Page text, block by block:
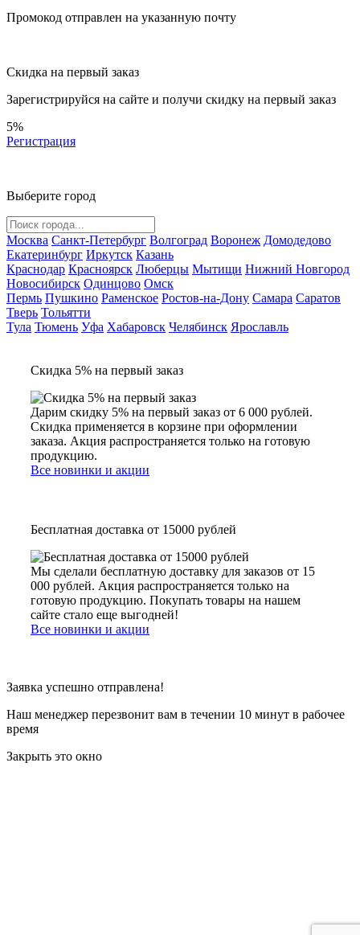
Промокод отправлен на указанную почту
Скидка на первый заказ
Зарегистрируйся на сайте и получи скидку на первый заказ
5%
Регистрация
Выберите город
Москва Санкт-Петербург Волгоград Воронеж Домодедово
Екатеринбург Иркутск Казань
Краснодар Красноярск Люберцы Мытищи Нижний Новгород
Новосибирск Одинцово Омск
Пермь Пушкино Раменское Ростов-на-Дону Самара Саратов
Тверь Тольятти
Тула Тюмень Уфа Хабаровск Челябинск Ярославль
Скидка 5% на первый заказ
Дарим скидку 5% на первый заказ от 6 000 рублей.
Скидка применяется в корзине при оформлении
заказа. Акция распространяется только на готовую
продукцию.
Все новинки и акции
Бесплатная доставка от 15000 рублей
Мы сделали бесплатную доставку для заказов от 15
000 рублей. Акция распространяется только на
готовую продукцию. Покупать товары на нашем
сайте стало еще выгодней!
Все новинки и акции
Заявка успешно отправлена!
Наш менеджер перезвонит вам в течении 10 минут в рабочее
время
Закрыть это окно